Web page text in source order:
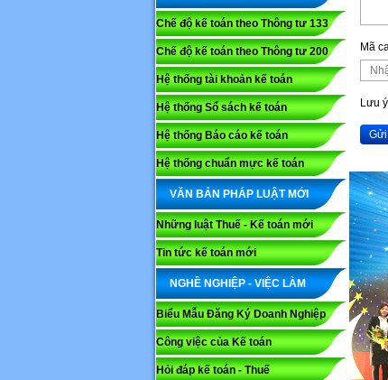
Chế độ kế toán theo Thông tư 133
Chế độ kế toán theo Thông tư 200
Hệ thống tài khoản kế toán
Hệ thống Sổ sách kế toán
Hệ thống Báo cáo kế toán
Hệ thống chuẩn mực kế toán
VĂN BẢN PHÁP LUẬT MỚI
Những luật Thuế - Kế toán mới
Tin tức kế toán mới
NGHỀ NGHIỆP - VIỆC LÀM
Biểu Mẫu Đăng Ký Doanh Nghiệp
Công việc của Kế toán
Hỏi đáp kế toán - Thuế
Mã
Lưu
Gửi